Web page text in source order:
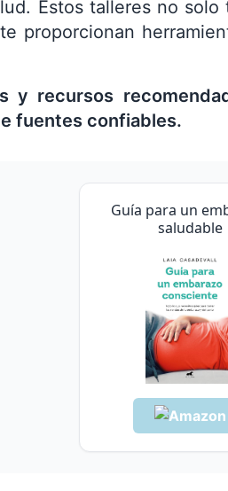
Estos talleres no solo
proporcionan
y recursos
fuentes confiables.
Guía para un
saludable